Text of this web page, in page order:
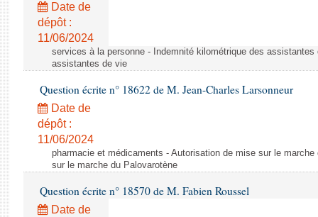
Date de
dépôt :
11/06/2024
services à la personne - Indemnité kilométrique des
assistantes de vie
Question écrite n° 18622 de M. Jean-Charles Larsonneur
Date de
dépôt :
11/06/2024
pharmacie et médicaments - Autorisation de mise sur le
sur le marche du Palovarotène
Question écrite n° 18570 de M. Fabien Roussel
Date de